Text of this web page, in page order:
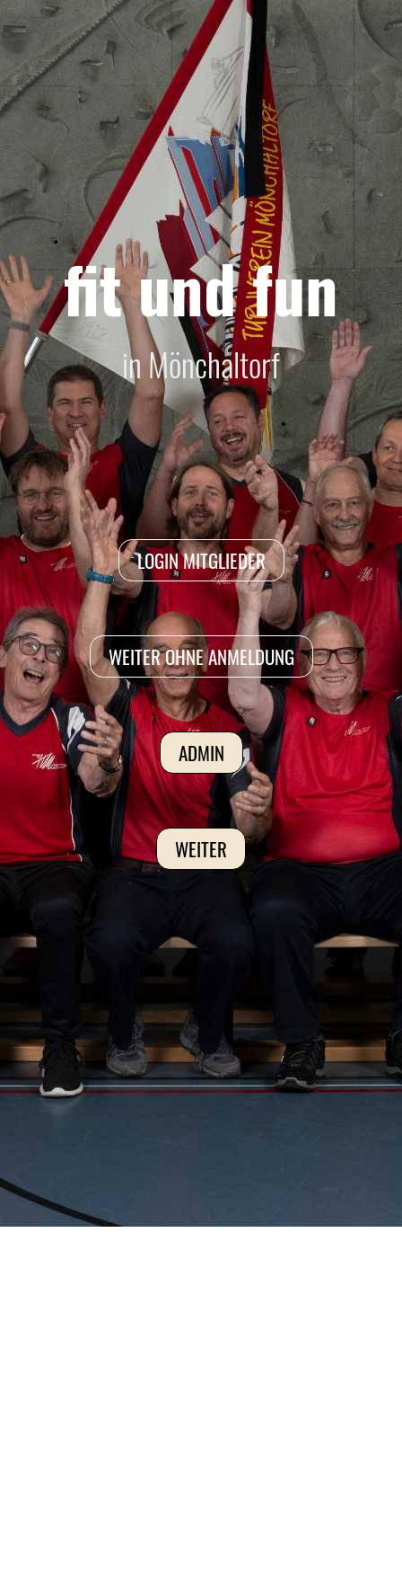
fit und fun
in Mönchaltorf
LOGIN MITGLIEDER
WEITER OHNE ANMELDUNG
ADMIN
WEITER